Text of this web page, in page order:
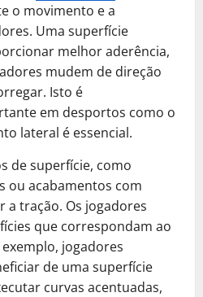
o movimento e a
Uma superfície
melhor aderência,
mudem de direção
Isto é
em desportos como o
lateral é essencial.
de superfície, como
ou acabamentos com
a tração. Os jogadores
que correspondam ao
jogadores
de uma superfície
curvas acentuadas,